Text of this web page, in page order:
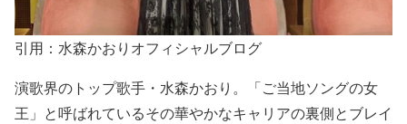
引用：水森かおりオフィシャルブログ
演歌界のトップ歌手・水森かおり。
「ご当地ソングの女
王」 と呼ばれているその華やかなキャリアの裏側とブレイ